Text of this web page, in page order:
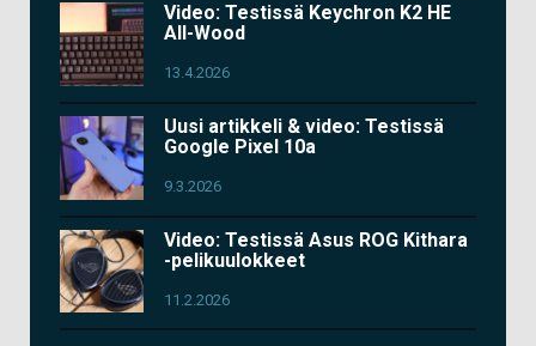
Video: Testissä Keychron K2 HE
All-Wood
13.4.2026
Uusi artikkeli & video: Testissä
Google Pixel 10a
9.3.2026
Video: Testissä Asus ROG Kithara
-pelikuulokkeet
11.2.2026